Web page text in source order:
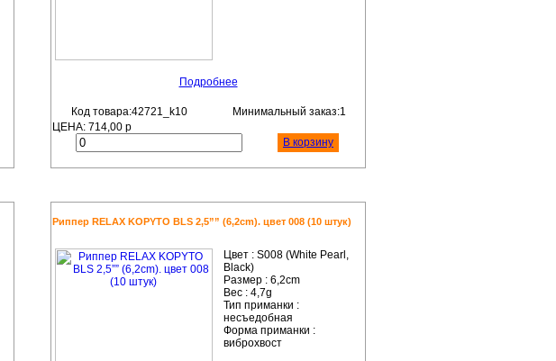
Подробнее
Код товара:42721_k10
Минимальный заказ:1
ЦЕНА: 714,00 р
В корзину
Риппер RELAX KOPYTO BLS 2,5”” (6,2cm). цвет 008 (10 штук)
Цвет : S008 (White Pearl,
Black)
Размер : 6,2cm
Вес : 4,7g
Тип приманки :
несъедобная
Форма приманки :
виброхвост